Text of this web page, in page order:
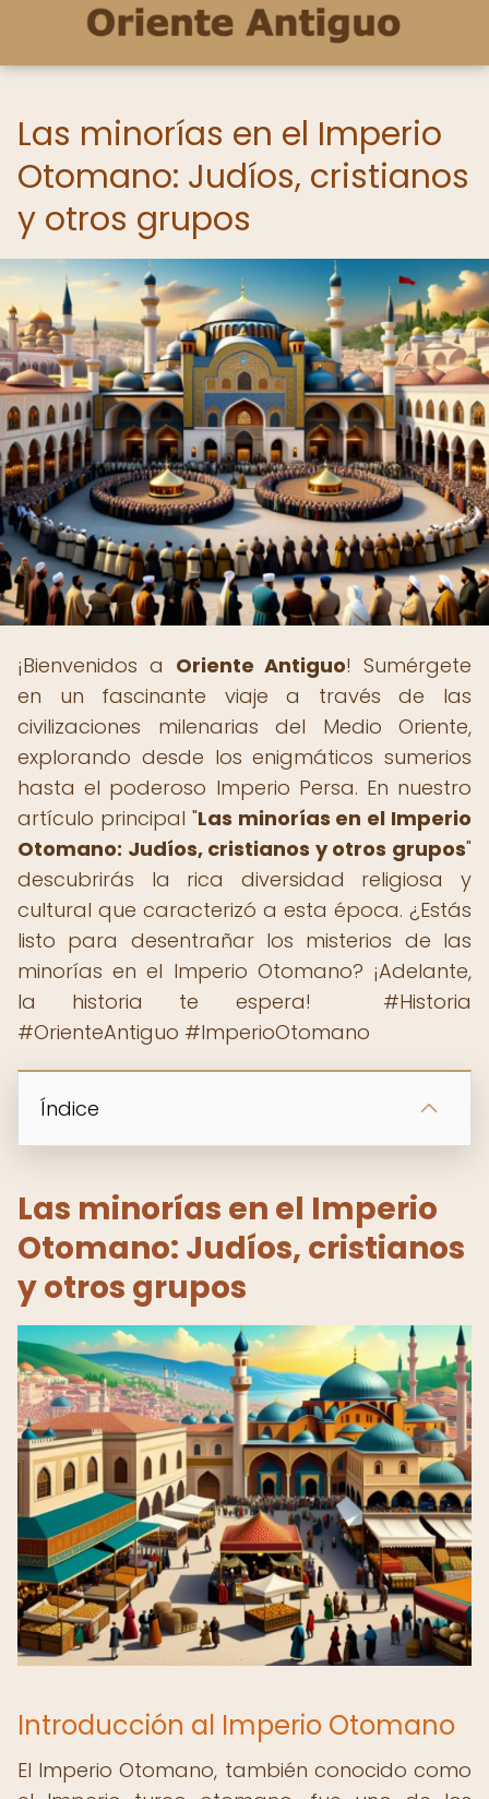
Las minorías en el Imperio
Otomano: Judíos, cristianos
y otros grupos
¡Bienvenidos a Oriente Antiguo! Sumérgete
en un fascinante viaje a través de las
civilizaciones milenarias del Medio Oriente,
explorando desde los enigmáticos sumerios
hasta el poderoso Imperio Persa. En nuestro
artículo principal "Las minorías en el Imperio
Otomano: Judíos, cristianos y otros grupos"
descubrirás la rica diversidad religiosa y
cultural que caracterizó a esta época. ¿Estás
listo para desentrañar los misterios de las
minorías en el Imperio Otomano? ¡Adelante,
la historia te espera! ️ #Historia
#OrienteAntiguo #ImperioOtomano
Índice
Las minorías en el Imperio
Otomano: Judíos, cristianos
y otros grupos
Introducción al Imperio Otomano
El Imperio Otomano, también conocido como